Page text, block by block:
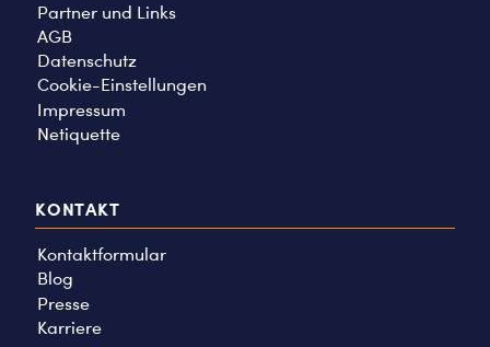
Partner und Links
AGB
Datenschutz
Cookie-Einstellungen
Impressum
Netiquette
KONTAKT
Kontaktformular
Blog
Presse
Karriere